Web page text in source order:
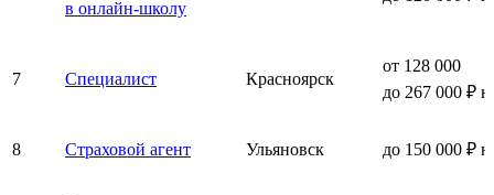
в онлайн-школу
7 Специалист Красноярск
от 128 000
до 267 000 ₽
8 Страховой агент Ульяновск до 150 000 ₽